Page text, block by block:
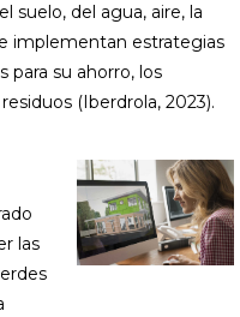
suelo, del agua, aire, la
implementan estrategias
para su ahorro, los
(Iberdrola, 2023).
las